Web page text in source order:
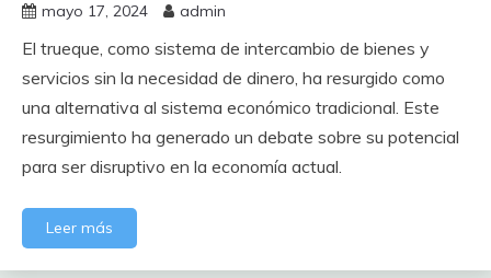
mayo 17, 2024 admin
El trueque, como sistema de intercambio de bienes y
servicios sin la necesidad de dinero, ha resurgido como
una alternativa al sistema económico tradicional. Este
resurgimiento ha generado un debate sobre su potencial
para ser disruptivo en la economía actual.
Leer más